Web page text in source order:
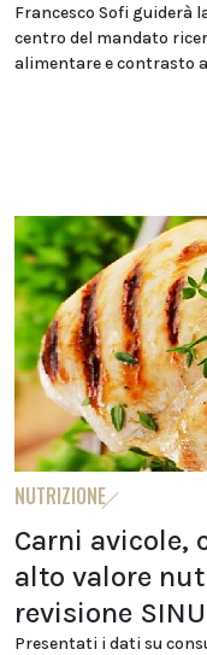
Francesco Sofi guiderà
centro del mandato
alimentare e contrasto
NUTRIZIONE
Carni avicole,
alto valore
revisione SINU
Presentati i dati su